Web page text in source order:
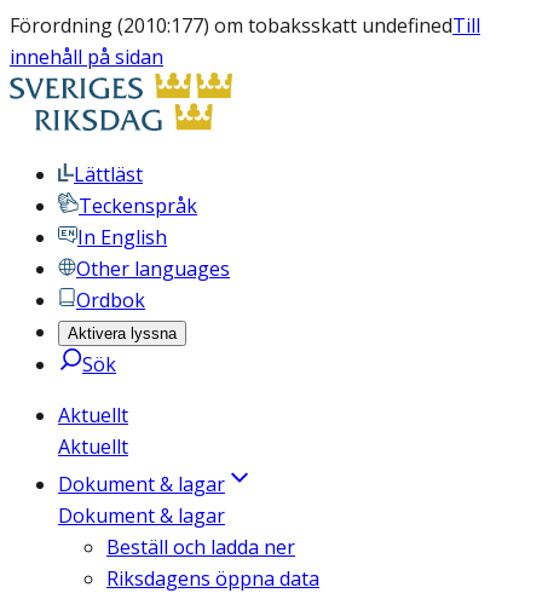
Förordning (2010:177) om tobaksskatt undefinedTill
innehåll på sidan
Lättläst
Teckenspråk
In English
Other languages
Ordbok
Aktivera lyssna
Sök
Aktuellt
Aktuellt
Dokument & lagar
Dokument & lagar
Beställ och ladda ner
Riksdagens öppna data